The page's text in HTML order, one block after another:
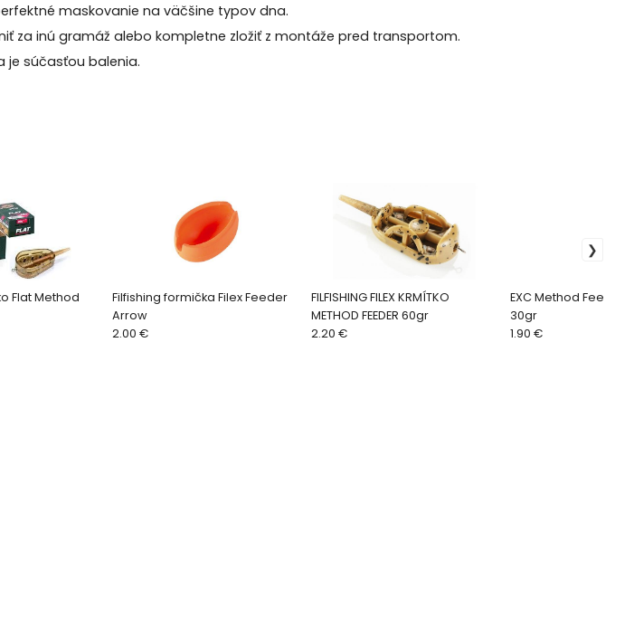
maskovanie na väčšine typov dna.
za inú gramáž alebo kompletne zložiť z montáže pred transportom.
je súčasťou balenia.
Flat Method
Filfishing formička Filex Feeder
Arrow
2.00 €
FILFISHING FILEX KRMÍTKO
METHOD FEEDER 60gr
2.20 €
EXC Method Feeder
30gr
1.90 €